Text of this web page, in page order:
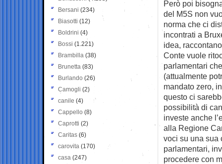
Però poi
del M5S non
norma che ci
incontrati a
idea,
Conte vuole
parlamentari
(attualmente
mandato zero,
questo ci
possibilità di
investe anche
alla Regione
voci su una sua
parlamentari,
procedere con
Bersani (234)
Biasotti (12)
Boldrini (4)
Bossi (1.221)
Brambilla (38)
Brunetta (83)
Burlando (26)
Camogli (2)
canile (4)
Cappello (8)
Caprotti (2)
Caritas (6)
carovita (170)
casa (247)